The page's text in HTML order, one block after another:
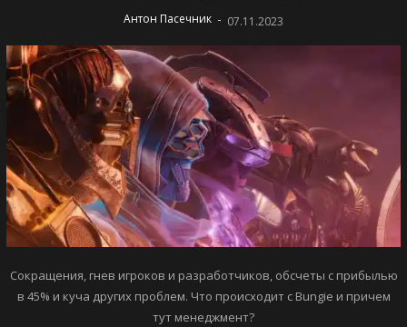
Антон Пасечник - 07.11.2023
Сокращения, гнев игроков и разработчиков, обсчеты с прибылью
в 45% и куча других проблем. Что происходит с Bungie и причем
тут менеджмент?